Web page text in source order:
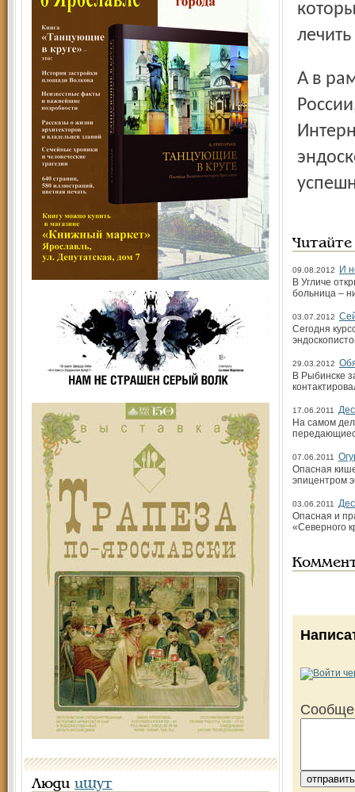
Люди ищут
А в рамках интернет-сессии 10 тысяч врачей из 21 города
09.08.2012
И
В Угличе
больница –
03.07.2012
Сегодня
29.03.2012
В Рыбинске
17.06.2011
На самом
07.06.2011
Опасная
эпицентром
03.06.2011
Опасная и
«Северного